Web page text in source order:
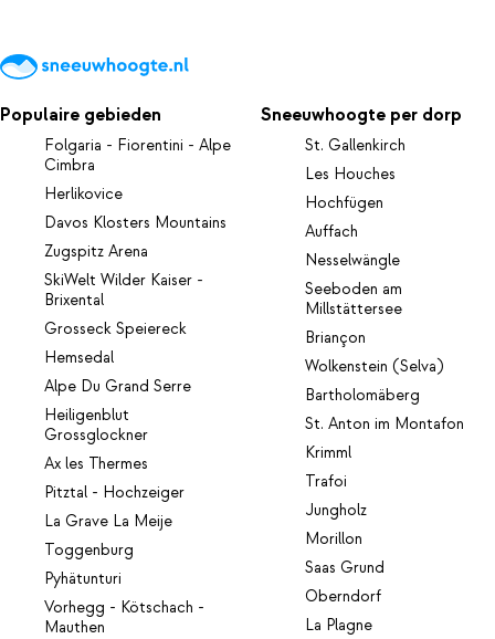
Populaire gebieden
Folgaria - Fiorentini - Alpe
Cimbra
Herlikovice
Davos Klosters Mountains
Zugspitz Arena
SkiWelt Wilder Kaiser -
Brixental
Grosseck Speiereck
Hemsedal
Alpe Du Grand Serre
Heiligenblut
Grossglockner
Ax les Thermes
Pitztal - Hochzeiger
La Grave La Meije
Toggenburg
Pyhätunturi
Vorhegg - Kötschach -
Mauthen
Sneeuwhoogte per dorp
St. Gallenkirch
Les Houches
Hochfügen
Auffach
Nesselwängle
Seeboden am
Millstättersee
Briançon
Wolkenstein (Selva)
Bartholomäberg
St. Anton im Montafon
Krimml
Trafoi
Jungholz
Morillon
Saas Grund
Oberndorf
La Plagne